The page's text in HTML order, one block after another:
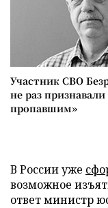
Участник СВО
не раз признавали
пропавшим»
В России уже
возможное
ответ министр